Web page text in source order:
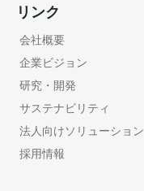
リンク
会社概要
企業ビジョン
研究・開発
サステナビリティ
法人向けソリューション
採用情報